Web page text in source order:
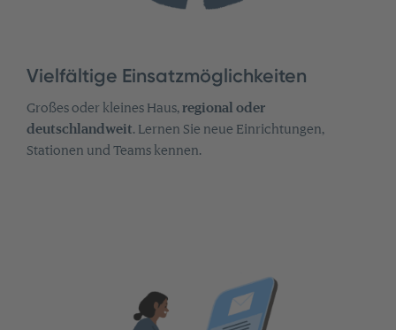
Vielfältige Einsatzmöglichkeiten
Großes oder kleines Haus,regional oder
deutschlandweit. Lernen Sie neue Einrichtungen,
Stationen und Teams kennen.